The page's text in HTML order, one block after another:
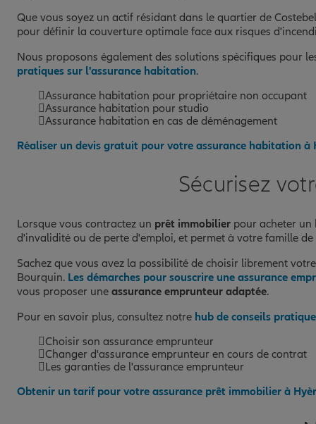
Que vous soyez un actif résidant dans le quartier de
pour définir la couverture optimale face aux risques
Nous proposons également des solutions spécifiques pour
pratiques sur l'assurance habitation.
Assurance habitation pour propriétaire non occupant
Assurance habitation pour studio
Assurance habitation en cas de déménagement
Réaliser un devis gratuit pour votre assurance habitation à
Sécurisez
Lorsque vous contractez un prêt immobilier pour acheter un
d'invalidité ou de perte d'emploi, et permet à votre famille
Sachez que vous avez la possibilité de choisir librement
Bourquin. Les démarches pour souscrire une assurance
vous proposer une assurance emprunteur adaptée.
Pour en savoir plus, consultez notre hub de conseils
Choisir son assurance emprunteur
Changer d'assurance emprunteur en cours de contrat
Les garanties de l'assurance emprunteur
Obtenir un tarif pour votre assurance prêt immobilier à